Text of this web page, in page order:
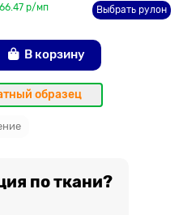
р/мп
Выбрать рулон
В корзину
образец
по ткани?